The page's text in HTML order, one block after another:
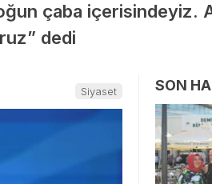
çaba içerisindeyiz.
dedi
Siyaset SON